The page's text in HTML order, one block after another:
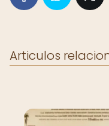
Articulos